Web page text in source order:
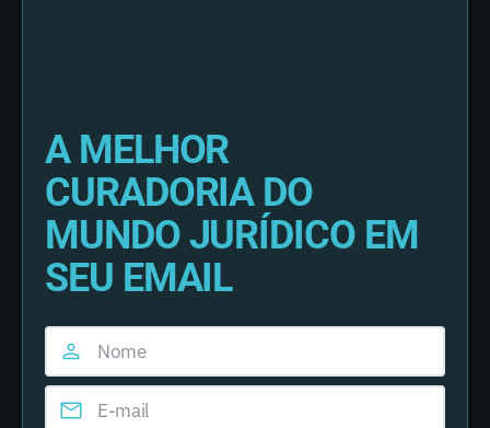
A MELHOR
CURADORIA DO
MUNDO JURÍDICO EM
SEU EMAIL